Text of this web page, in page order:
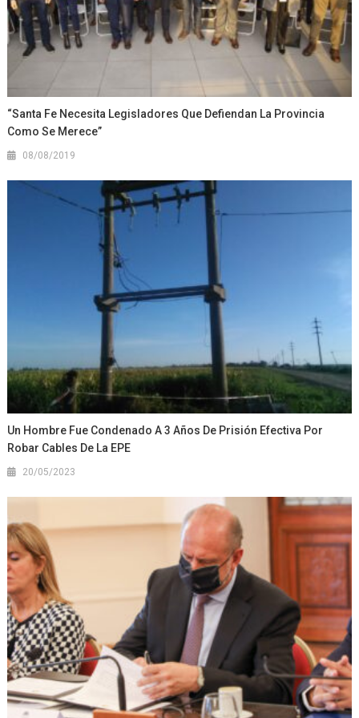
“Santa Fe Necesita Legisladores Que Defiendan La Provincia
Como Se Merece”
08/08/2019
Un Hombre Fue Condenado A 3 Años De Prisión Efectiva Por
Robar Cables De La EPE
20/05/2023